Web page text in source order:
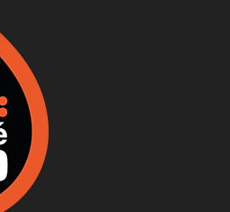
és homár
meghálálja!